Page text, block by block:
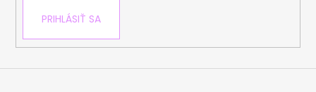
PRIHLÁSIŤ SA